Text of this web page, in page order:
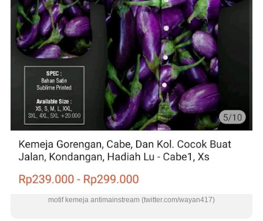
motif kemeja antimainstream (twitter.com/wayan417)